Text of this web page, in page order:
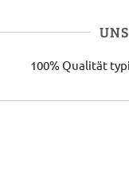
100% Qualität